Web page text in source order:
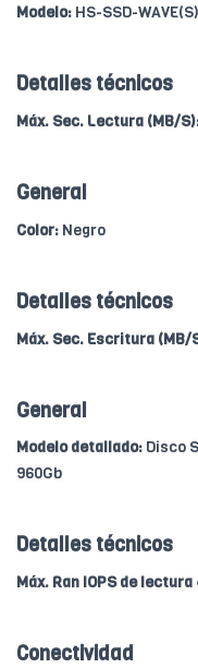
Modelo: HS-SSD-
Detalles técnicos
Máx. Sec. Lectura (MB/
General
Color: Negro
Detalles técnicos
Máx. Sec. Escritura (MB/
General
Modelo detallado: Disco
960Gb
Detalles técnicos
Máx. Ran IOPS de lectura
Conectividad